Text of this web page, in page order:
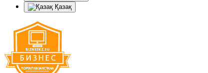
Қазақ